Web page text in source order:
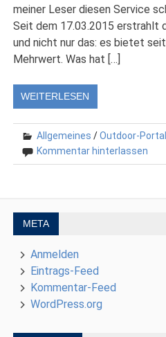
meiner Leser diesen Service
Seit dem 17.03.2015 erstrahlt
und nicht nur das: es bietet
Mehrwert. Was hat […]
WEITERLESEN
Allgemeines /Outdoor-
Kommentar hinterlassen
META
Anmelden
Eintrags-Feed
Kommentar-Feed
WordPress.org